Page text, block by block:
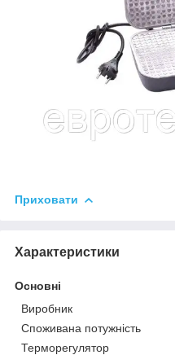
Приховати
Характеристики
Основні
Виробник
Споживана потужність
Терморегулятор